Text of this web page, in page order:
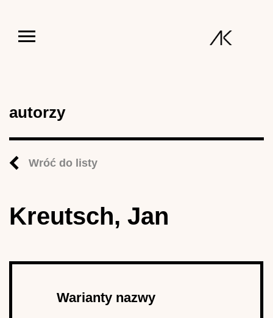
autorzy
Wróć do listy
Kreutsch, Jan
Warianty nazwy